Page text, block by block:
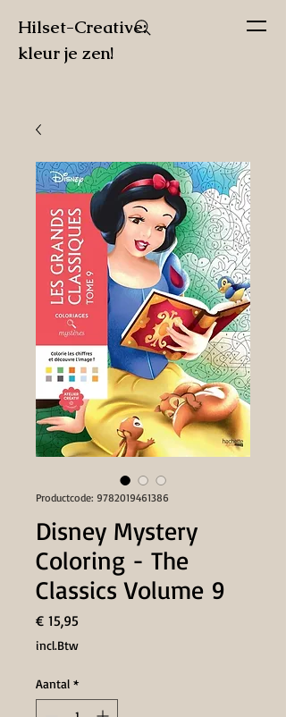
Hilset-Creative:
kleur je zen!
Productcode: 9782019461386
Disney Mystery
Coloring - The
Classics Volume 9
€ 15,95
incl.Btw
Aantal *